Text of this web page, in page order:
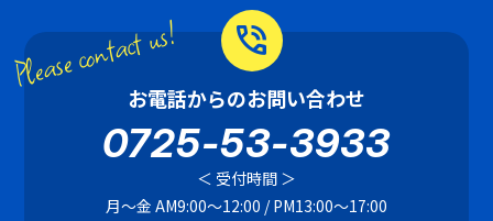
phone_in_talk
お電話からのお問い合わせ
0725-53-3933
＜ 受付時間 ＞
月〜金 AM9:00〜12:00 / PM13:00〜17:00
Please contact us!